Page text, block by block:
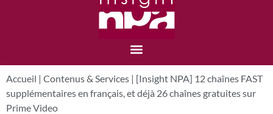
Accueil | Contenus & Services | [Insight NPA] 12 chaînes FAST
supplémentaires en français, et déjà 26 chaînes gratuites sur
Prime Video